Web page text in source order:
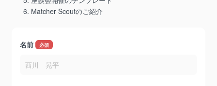
Matcher Scoutのご紹介
名前